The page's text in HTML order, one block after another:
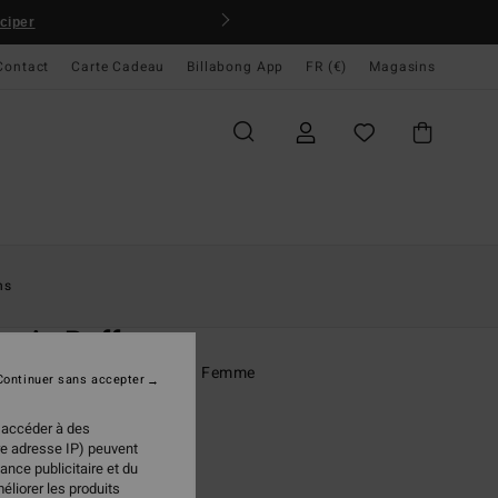
Carte Cadeau Billabong App FR (€) Magasins
Puffer
en duvet réversible Marron Femme
€
à des
adresse IP) peuvent
publicitaire et du
les produits
sans accepter